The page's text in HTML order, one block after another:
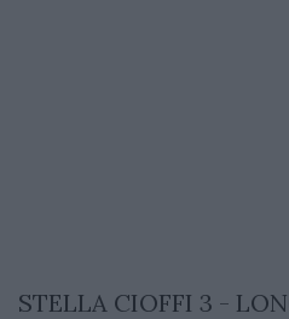
STELLA CIOFFI 3 -